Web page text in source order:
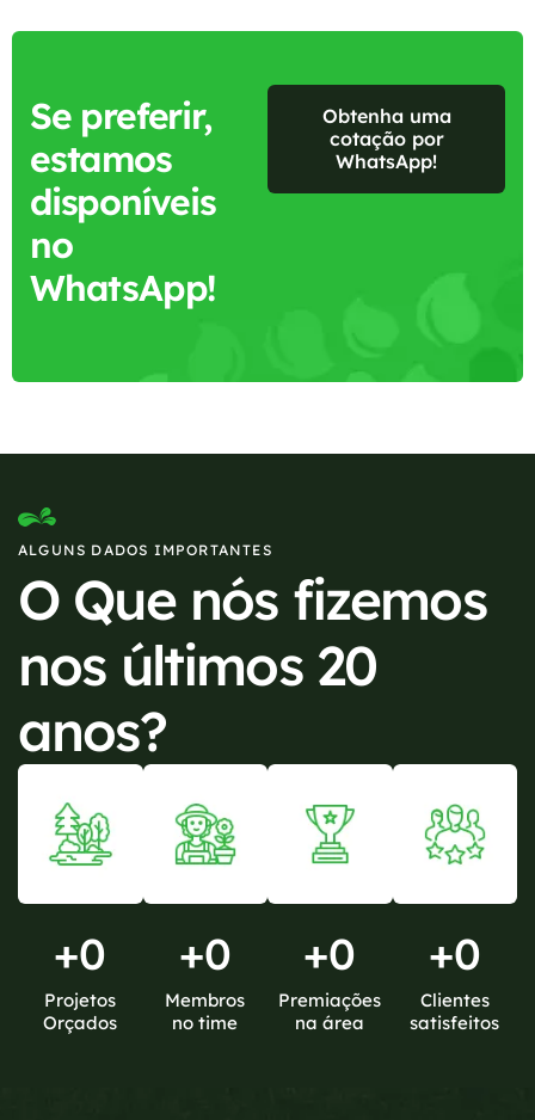
Se preferir,
estamos
disponíveis
no
WhatsApp!
Obtenha uma
cotação por
WhatsApp!
ALGUNS DADOS IMPORTANTES
O Que nós fizemos
nos últimos 20
anos?
+0
Projetos
Orçados
+0
Membros
no time
+0
Premiações
na área
+0
Clientes
satisfeitos